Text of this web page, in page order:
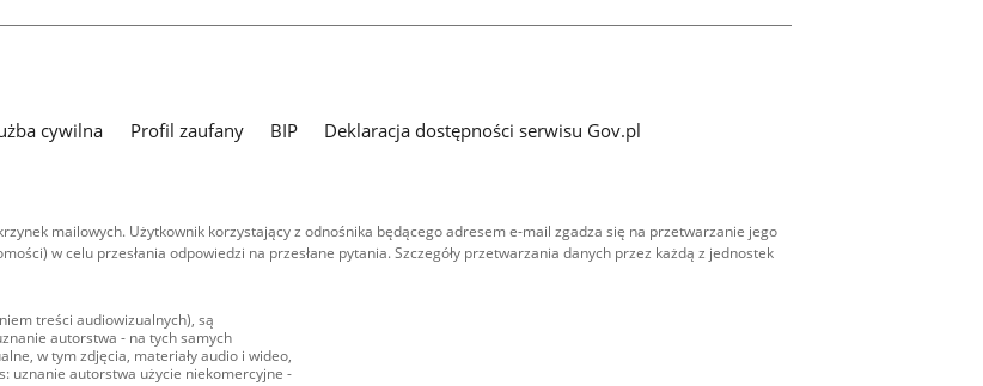
cywilna Profil zaufany BIP
Deklaracja dostępności serwisu Gov.pl
mailowych. Użytkownik korzystający z odnośnika będącego adresem e-mail zgadza się na przetwarzanie jego
w celu przesłania odpowiedzi na przesłane pytania. Szczegóły przetwarzania danych przez każdą z jednostek
treści audiowizualnych), są
autorstwa - na tych samych
w tym zdjęcia, materiały audio i wideo,
uznanie autorstwa użycie niekomercyjne -